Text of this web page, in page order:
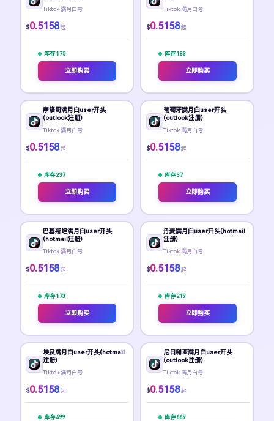
Tiktok 满月白号
$0.5158 起
库存 175
立即购买
Tiktok 满月白号
$0.5158 起
库存 183
立即购买
摩洛哥满月白user开头
(outlook注册)
Tiktok 满月白号
$0.5158 起
库存 237
立即购买
葡萄牙满月白user开头
(outlook注册)
Tiktok 满月白号
$0.5158 起
库存 37
立即购买
巴基斯坦满月白user开头
(hotmail注册)
Tiktok 满月白号
$0.5158 起
库存 173
立即购买
丹麦满月白user开头(hotmail
注册)
Tiktok 满月白号
$0.5158 起
库存 219
立即购买
埃及满月白user开头(hotmail
注册)
Tiktok 满月白号
$0.5158 起
库存 499
尼日利亚满月白user开头
(outlook注册)
Tiktok 满月白号
$0.5158 起
库存 669